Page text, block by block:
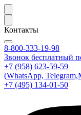
Контакты
8-800-333-19-98
Звонок бесплатный
+7 (958) 623-59-59
(WhatsApp,
+7 (495) 134-01-50